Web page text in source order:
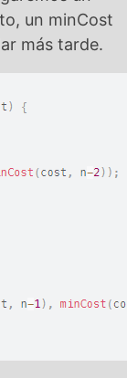
un minCost
más tarde.